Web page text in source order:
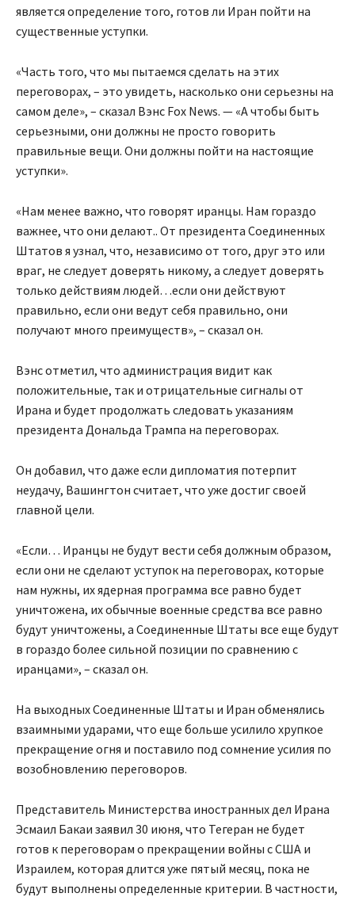
является определение того, готов ли Иран пойти на
существенные уступки.
«Часть того, что мы пытаемся сделать на этих
переговорах, – это увидеть, насколько они серьезны на
самом деле», – сказал Вэнс Fox News. — «А чтобы быть
серьезными, они должны не просто говорить
правильные вещи. Они должны пойти на настоящие
уступки».
«Нам менее важно, что говорят иранцы. Нам гораздо
важнее, что они делают.. От президента Соединенных
Штатов я узнал, что, независимо от того, друг это или
враг, не следует доверять никому, а следует доверять
только действиям людей…если они действуют
правильно, если они ведут себя правильно, они
получают много преимуществ», – сказал он.
Вэнс отметил, что администрация видит как
положительные, так и отрицательные сигналы от
Ирана и будет продолжать следовать указаниям
президента Дональда Трампа на переговорах.
Он добавил, что даже если дипломатия потерпит
неудачу, Вашингтон считает, что уже достиг своей
главной цели.
«Если… Иранцы не будут вести себя должным образом,
если они не сделают уступок на переговорах, которые
нам нужны, их ядерная программа все равно будет
уничтожена, их обычные военные средства все равно
будут уничтожены, а Соединенные Штаты все еще будут
в гораздо более сильной позиции по сравнению с
иранцами», – сказал он.
На выходных Соединенные Штаты и Иран обменялись
взаимными ударами, что еще больше усилило хрупкое
прекращение огня и поставило под сомнение усилия по
возобновлению переговоров.
Представитель Министерства иностранных дел Ирана
Эсмаил Бакаи заявил 30 июня, что Тегеран не будет
готов к переговорам о прекращении войны с США и
Израилем, которая длится уже пятый месяц, пока не
будут выполнены определенные критерии. В частности,